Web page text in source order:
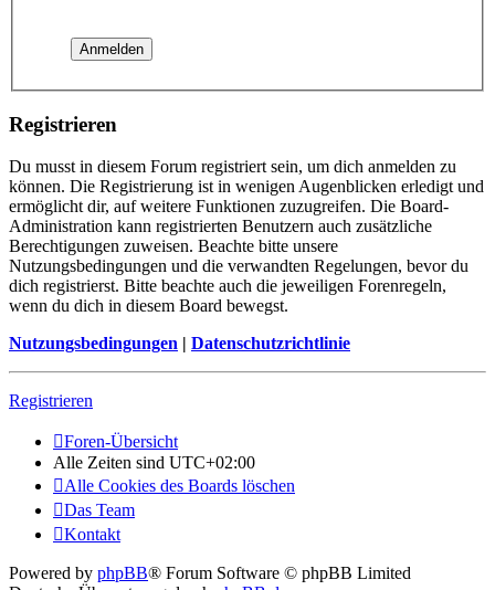
Registrieren
Du musst in diesem Forum registriert sein, um dich anmelden zu
können. Die Registrierung ist in wenigen Augenblicken erledigt und
ermöglicht dir, auf weitere Funktionen zuzugreifen. Die Board-
Administration kann registrierten Benutzern auch zusätzliche
Berechtigungen zuweisen. Beachte bitte unsere
Nutzungsbedingungen und die verwandten Regelungen, bevor du
dich registrierst. Bitte beachte auch die jeweiligen Forenregeln,
wenn du dich in diesem Board bewegst.
Nutzungsbedingungen | Datenschutzrichtlinie
Registrieren
Foren-Übersicht
Alle Zeiten sind UTC+02:00
Alle Cookies des Boards löschen
Das Team
Kontakt
Powered by phpBB® Forum Software © phpBB Limited